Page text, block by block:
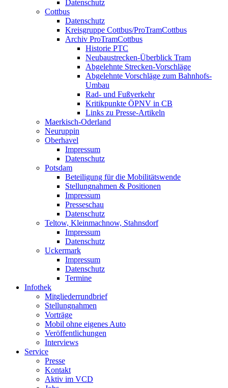
Datenschutz
Cottbus
Datenschutz
Kreisgruppe Cottbus/ProTramCottbus
Archiv ProTramCottbus
Historie PTC
Neubaustrecken-Überblick Tram
Abgelehnte Strecken-Vorschläge
Abgelehnte Vorschläge zum Bahnhofs-
Umbau
Rad- und Fußverkehr
Kritikpunkte ÖPNV in CB
Links zu Presse-Artikeln
Maerkisch-Oderland
Neuruppin
Oberhavel
Impressum
Datenschutz
Potsdam
Beteiligung für die Mobilitätswende
Stellungnahmen & Positionen
Impressum
Presseschau
Datenschutz
Teltow, Kleinmachnow, Stahnsdorf
Impressum
Datenschutz
Uckermark
Impressum
Datenschutz
Termine
Infothek
Mitgliederrundbrief
Stellungnahmen
Vorträge
Mobil ohne eigenes Auto
Veröffentlichungen
Interviews
Service
Presse
Kontakt
Aktiv im VCD